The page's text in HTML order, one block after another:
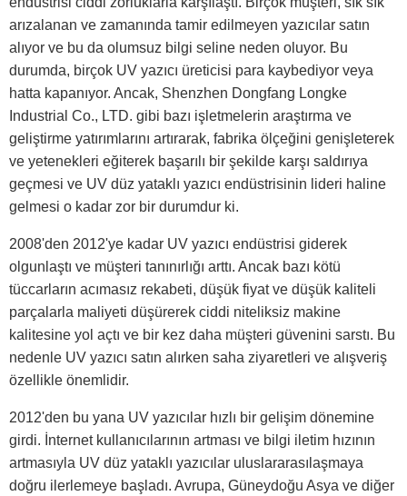
arızalanan ve zamanında tamir edilmeyen yazıcılar satın
alıyor ve bu da olumsuz bilgi seline neden oluyor. Bu
durumda, birçok UV yazıcı üreticisi para kaybediyor veya
hatta kapanıyor. Ancak, Shenzhen Dongfang Longke
Industrial Co., LTD. gibi bazı işletmelerin araştırma ve
geliştirme yatırımlarını artırarak, fabrika ölçeğini genişleterek
ve yetenekleri eğiterek başarılı bir şekilde karşı saldırıya
geçmesi ve UV düz yataklı yazıcı endüstrisinin lideri haline
gelmesi o kadar zor bir durumdur ki.
2008'den 2012'ye kadar UV yazıcı endüstrisi giderek
olgunlaştı ve müşteri tanınırlığı arttı. Ancak bazı kötü
tüccarların acımasız rekabeti, düşük fiyat ve düşük kaliteli
parçalarla maliyeti düşürerek ciddi niteliksiz makine
kalitesine yol açtı ve bir kez daha müşteri güvenini sarstı. Bu
nedenle UV yazıcı satın alırken saha ziyaretleri ve alışveriş
özellikle önemlidir.
2012'den bu yana UV yazıcılar hızlı bir gelişim dönemine
girdi. İnternet kullanıcılarının artması ve bilgi iletim hızının
artmasıyla UV düz yataklı yazıcılar uluslararasılaşmaya
doğru ilerlemeye başladı. Avrupa, Güneydoğu Asya ve diğer